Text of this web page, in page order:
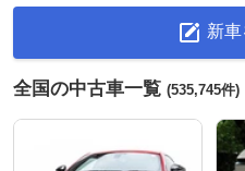
新
全国の中古車一覧 (535,745件)